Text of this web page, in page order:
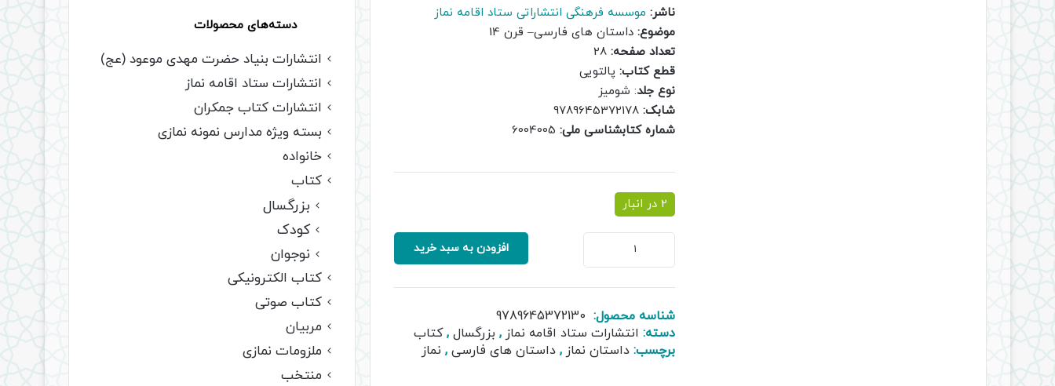
ناشر: موسسه فرهنگی انتشاراتی ستاد اقامه نماز
موضوع:داستان های فارسی– قرن 14
تعداد صفحه:28
قطع کتاب:پالتویی
نوع جلد: شومیز
شابک: 9789645372178
شماره کتابشناسی ملی:6004005
2 در انبار
ببین
را
دیده
شود
عدد
افزودن به سبد خرید
شناسه محصول: 9789645372130
دسته: انتشارات ستاد اقامه نماز , بزرگسال ,کتاب
برچسب: داستان نماز , داستان های فارسی , نماز
دسته‌های محصولات
انتشارات بنیاد حضرت مهدی موعود (عج)
انتشارات ستاد اقامه نماز
انتشارات کتاب جمکران
بسته ویژه مدارس نمونه نمازی
خانواده
کتاب
بزرگسال
کودک
نوجوان
کتاب الکترونیکی
کتاب صوتی
مربیان
ملزومات نمازی
منتخب